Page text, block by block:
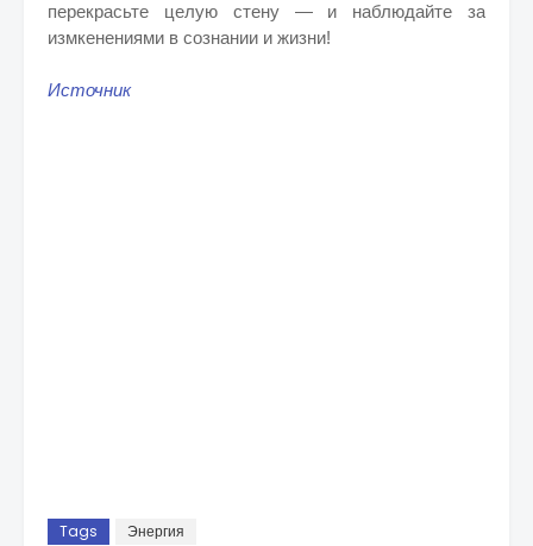
перекрасьте целую стену — и наблюдайте за
измкенениями в сознании и жизни!
Источник
Tags Энергия